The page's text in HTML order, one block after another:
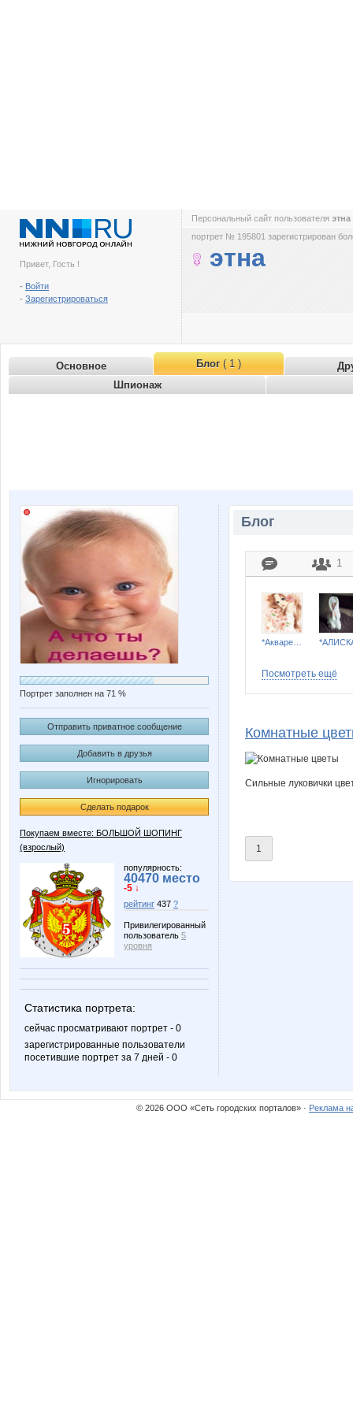
Привет, Гость !
- Войти
- Зарегистрироваться
Персональный сайт пользователя этна
портрет № 195801 зарегистрирован
этна
Основное Блог( 1 )
Шпионаж
Портрет заполнен на 71 %
Отправить приватное сообщение
Добавить в друзья
Игнорировать
Сделать подарок
Покупаем вместе: БОЛЬШОЙ ШОПИНГ
(взрослый)
популярность:
40470 место
-5 ↓
рейтинг 437 ?
Привилегированный
пользователь 5
уровня
Статистика портрета:
сейчас просматривают портрет - 0
зарегистрированные пользователи
посетившие портрет за 7 дней - 0
Блог
1
Алиса Селезнёва АХ!(мыло
Посмотреть ещё
Комнатные
Сильные луковички
1
© 2026 ООО «Сеть городских порталов» · Реклама